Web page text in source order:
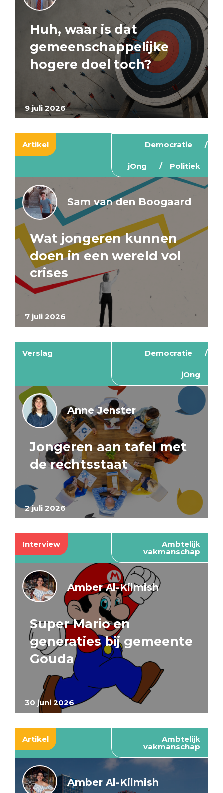
9 juli 2026
Huh, waar is dat
gemeenschappelijke
hogere doel toch?
Artikel Democratie
jOng Politiek
7 juli 2026
Sam van den Boogaard
Wat jongeren kunnen
doen in een wereld vol
crises
Verslag Democratie
jOng
2 juli 2026
Anne Jenster
Jongeren aan tafel met
de rechtsstaat
Interview Ambtelijk
vakmanschap
30 juni 2026
Amber Al-Kilmish
Super Mario en
generaties bij gemeente
Gouda
Artikel Ambtelijk
vakmanschap
Amber Al-Kilmish